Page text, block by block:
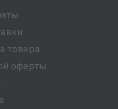
товара
оферты